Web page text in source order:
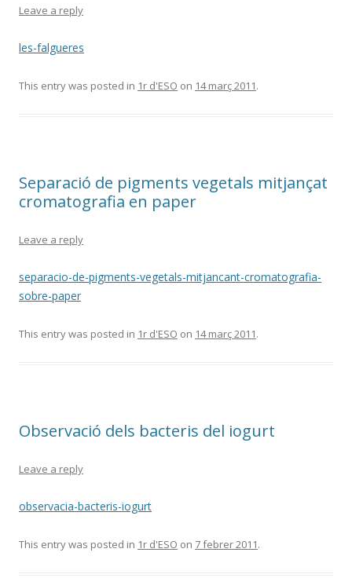
Leave a reply
les-falgueres
This entry was posted in 1r d'ESO on 14 març 2011.
Separació de pigments vegetals mitjançat
cromatografia en paper
Leave a reply
separacio-de-pigments-vegetals-mitjancant-cromatografia-
sobre-paper
This entry was posted in 1r d'ESO on 14 març 2011.
Observació dels bacteris del iogurt
Leave a reply
observacia-bacteris-iogurt
This entry was posted in 1r d'ESO on 7 febrer 2011.